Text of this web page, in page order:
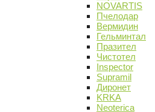
NOVARTIS
Пчелодар
Вермидин
Гельминтал
Празител
Чистотел
Inspector
Supramil
Диронет
KRKA
Neoterica